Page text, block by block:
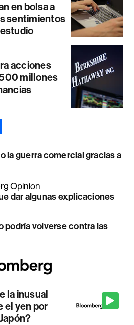
en bolsa a
sentimientos
acciones
millones
la guerra comercial gracias a
Opinion
dar algunas explicaciones
podría volverse contra las
la inusual
el yen por